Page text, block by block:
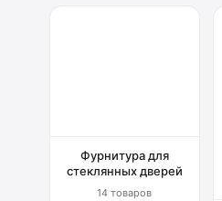
Фурнитура для
стеклянных дверей
14 товаров